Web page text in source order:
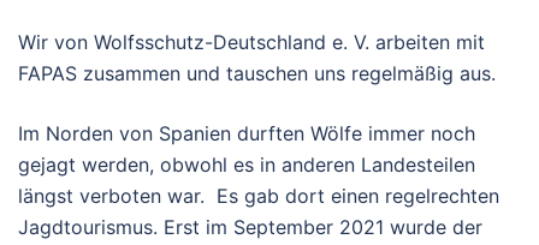
Wir von Wolfsschutz-Deutschland e. V. arbeiten mit
FAPAS zusammen und tauschen uns regelmäßig aus.
Im Norden von Spanien durften Wölfe immer noch
gejagt werden, obwohl es in anderen Landesteilen
längst verboten war. Es gab dort einen regelrechten
Jagdtourismus. Erst im September 2021 wurde der